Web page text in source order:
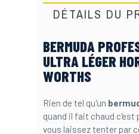
DÉTAILS DU
BERMUDA
ULTRA LÉGER
WORTHS
Rien de tel qu'un
quand il fait chaud c'est
vous laissez tenter par